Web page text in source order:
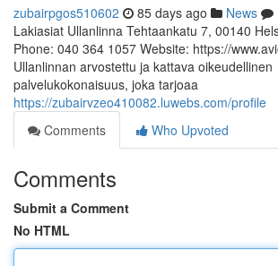
zubairpgos510602 85 days ago News
Lakiasiat Ullanlinna Tehtaankatu 7, 00140
Phone: 040 364 1057 Website: https://
Ullanlinnan arvostettu ja kattava oikeudellinen
palvelukokonaisuus, joka tarjoaa
https://zubairvzeo410082.luwebs.com/profile
Comments
Who Upvoted
Comments
Submit a Comment
No HTML